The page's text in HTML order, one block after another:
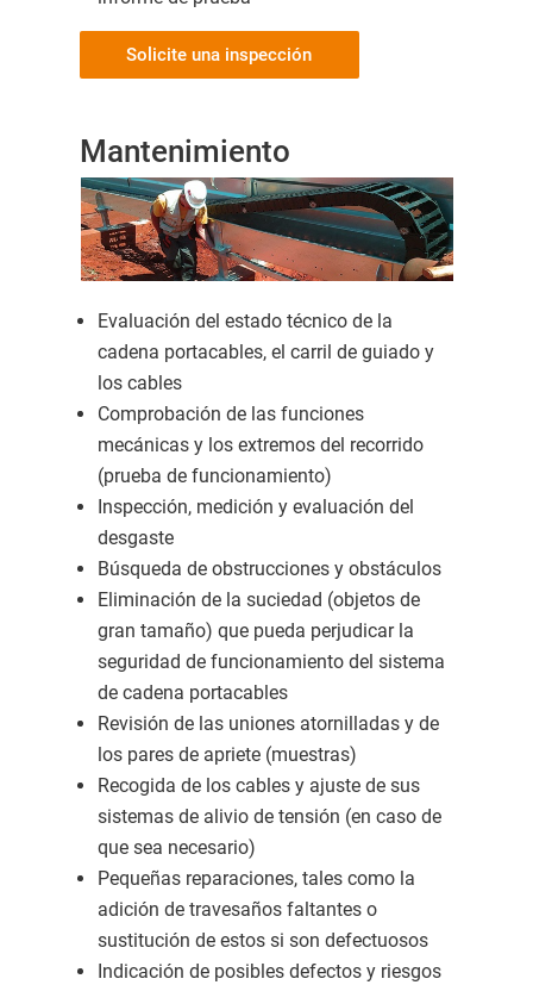
Solicite una inspección
Mantenimiento
Evaluación del estado técnico de la
cadena portacables, el carril de guiado y
los cables
Comprobación de las funciones
mecánicas y los extremos del recorrido
(prueba de funcionamiento)
Inspección, medición y evaluación del
desgaste
Búsqueda de obstrucciones y obstáculos
Eliminación de la suciedad (objetos de
gran tamaño) que pueda perjudicar la
seguridad de funcionamiento del sistema
de cadena portacables
Revisión de las uniones atornilladas y de
los pares de apriete (muestras)
Recogida de los cables y ajuste de sus
sistemas de alivio de tensión (en caso de
que sea necesario)
Pequeñas reparaciones, tales como la
adición de travesaños faltantes o
sustitución de estos si son defectuosos
Indicación de posibles defectos y riesgos